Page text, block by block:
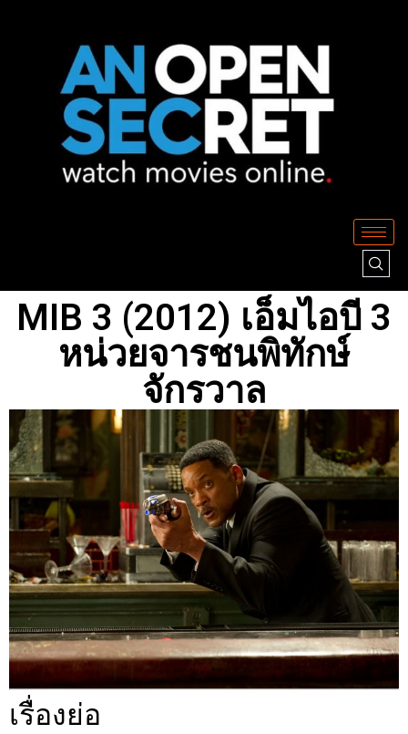
MIB 3 (2012) เอ็มไอบี 3
หน่วยจารชนพิทักษ์
จักรวาล
เรื่องย่อ